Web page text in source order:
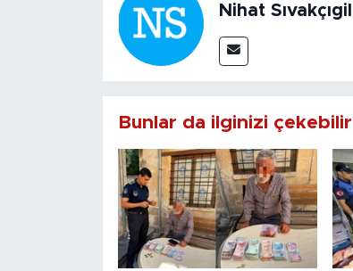
Nihat Sıvakçıgil
Bunlar da ilginizi çekebilir